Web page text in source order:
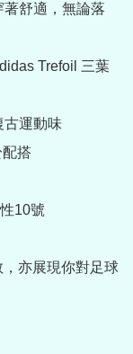
舒適，無論落
Trefoil 三葉
古運動味
搭
10號
亦展現你對足球